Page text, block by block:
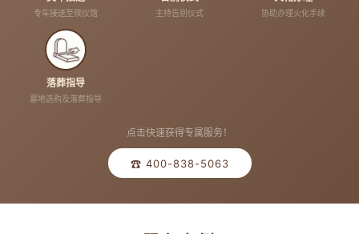
专车接送至殡仪馆 主持告别仪式 协助办理火化手续
落葬指导
墓地选购及落葬指导
点击快速获得专属服务！
☎ 400-838-5063